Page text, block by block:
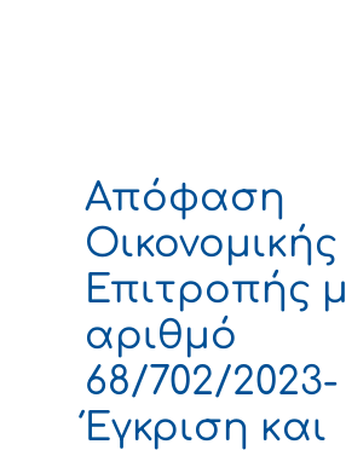
Απόφαση
Οικονομικής
Επιτροπής
αριθμό
68/702/2023-
Έγκριση και